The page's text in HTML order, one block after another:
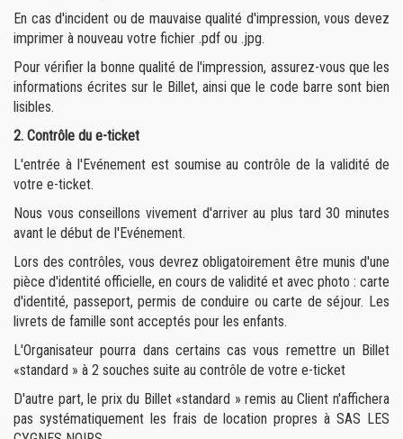
En cas d'incident ou de mauvaise qualité d'impression, vous devez
imprimer à nouveau votre fichier .pdf ou .jpg.
Pour vérifier la bonne qualité de l'impression, assurez-vous que les
informations écrites sur le Billet, ainsi que le code barre sont bien
lisibles.
2. Contrôle du e-ticket
L'entrée à l'Evénement est soumise au contrôle de la validité de
votre e-ticket.
Nous vous conseillons vivement d'arriver au plus tard 30 minutes
avant le début de l'Evénement.
Lors des contrôles, vous devrez obligatoirement être munis d'une
pièce d'identité officielle, en cours de validité et avec photo : carte
d'identité, passeport, permis de conduire ou carte de séjour. Les
livrets de famille sont acceptés pour les enfants.
L'Organisateur pourra dans certains cas vous remettre un Billet
«standard » à 2 souches suite au contrôle de votre e-ticket
D'autre part, le prix du Billet «standard » remis au Client n'affichera
pas systématiquement les frais de location propres à SAS LES